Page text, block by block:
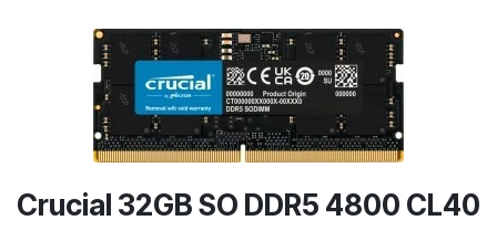
Crucial 32GB SO DDR5 4800 CL40